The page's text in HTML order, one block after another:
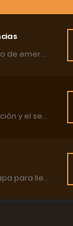
¿Qué hacer en caso de emergencia?
Facilitarle la realización y el seguimiento de las citas de su mascota.
Coordenadas y mapa para llegar a la clínica.